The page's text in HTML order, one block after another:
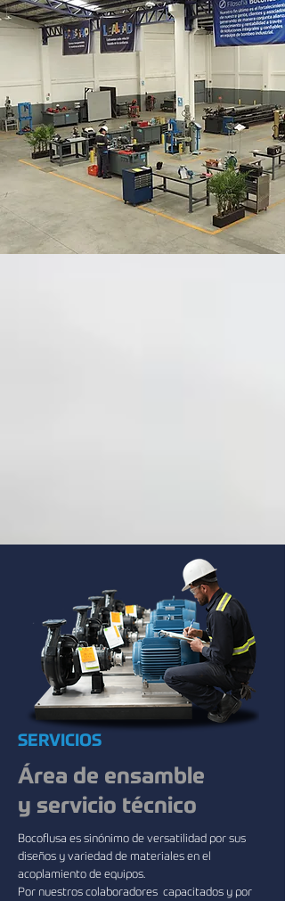
SERVICIOS
​Área de ensamble
y servicio técnico
Bocoflusa es sinónimo de versatilidad por sus
diseños y variedad de materiales en el
acoplamiento de equipos.
Por nuestros colaboradores capacitados y por